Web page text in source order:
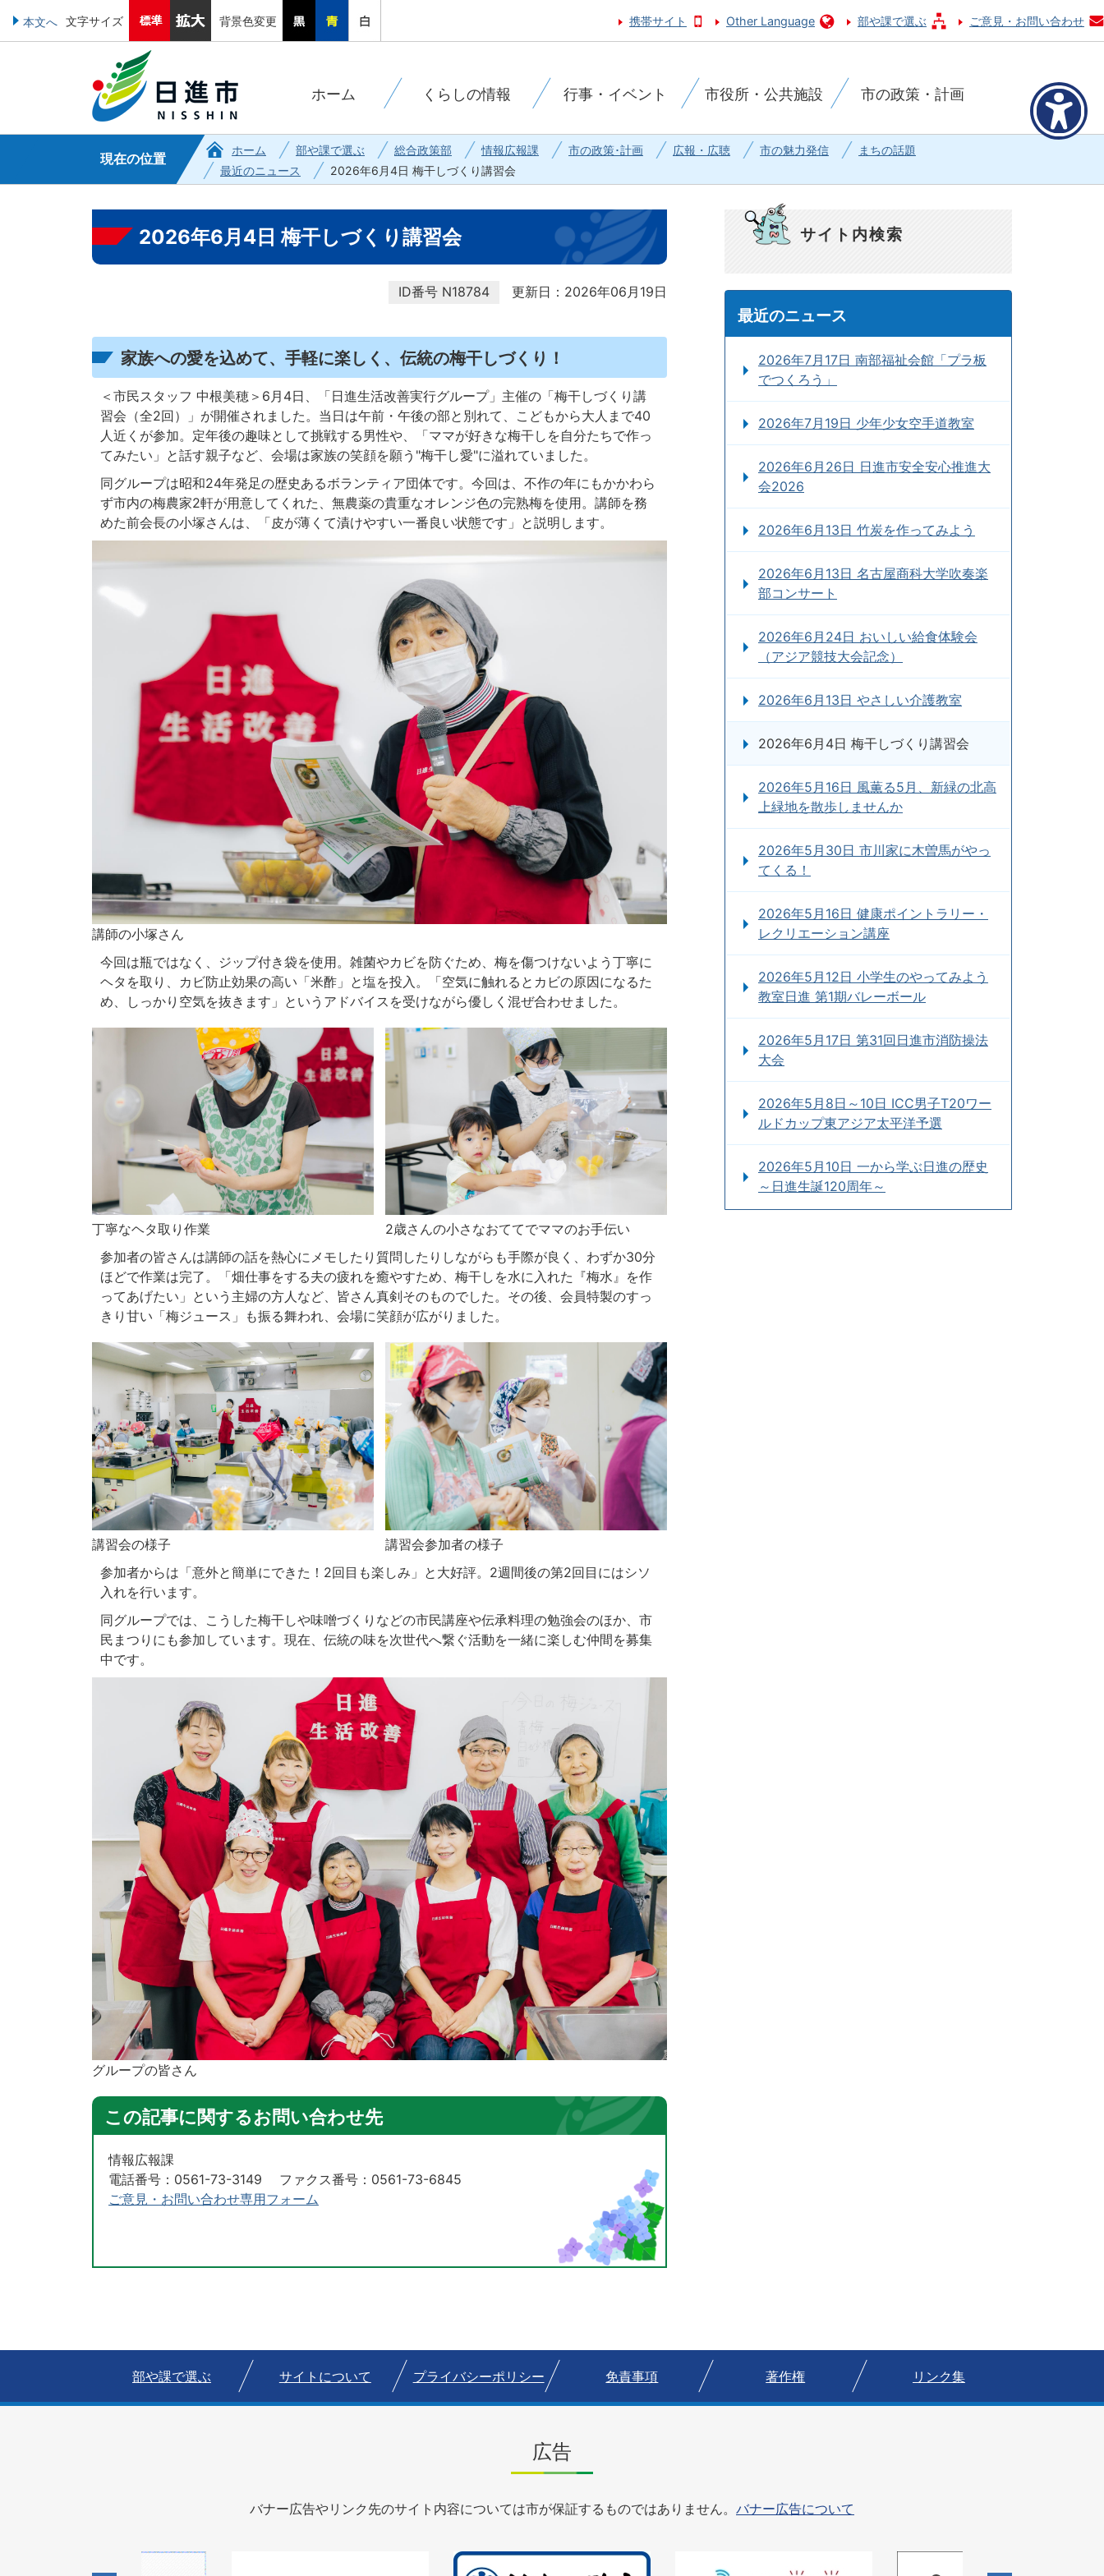
本文へ 文字サイズ 背景色変更 携帯サイト Other Language 部や課で選ぶ ご意見・お問い合わせ
ホーム くらしの情報 行事・イベント 市役所・公共施設 市の政策・計画
現在の位置
ホーム 部や課で選ぶ 総合政策部 情報広報課 市の政策･計画 広報・広聴 市の魅力発信
まちの話題
最近のニュース
2026年6月4日 梅干しづくり講習会
2026年6月4日 梅干しづくり講習会
ID番号 N18784 更新日：2026年06月19日
家族への愛を込めて、手軽に楽しく、伝統の梅干しづくり！
＜市民スタッフ 中根美穂＞6月4日、「日進生活改善実行グループ」主催の「梅干しづくり講
習会（全2回）」が開催されました。当日は午前・午後の部と別れて、こどもから大人まで40
人近くが参加。定年後の趣味として挑戦する男性や、「ママが好きな梅干しを自分たちで作っ
てみたい」と話す親子など、会場は家族の笑顔を願う"梅干し愛"に溢れていました。
同グループは昭和24年発足の歴史あるボランティア団体です。今回は、不作の年にもかかわら
ず市内の梅農家2軒が用意してくれた、無農薬の貴重なオレンジ色の完熟梅を使用。講師を務
めた前会長の小塚さんは、「皮が薄くて漬けやすい一番良い状態です」と説明します。
講師の小塚さん
今回は瓶ではなく、ジップ付き袋を使用。雑菌やカビを防ぐため、梅を傷つけないよう丁寧に
ヘタを取り、カビ防止効果の高い「米酢」と塩を投入。「空気に触れるとカビの原因になるた
め、しっかり空気を抜きます」というアドバイスを受けながら優しく混ぜ合わせました。
丁寧なヘタ取り作業
2歳さんの小さなおててでママのお手伝い
参加者の皆さんは講師の話を熱心にメモしたり質問したりしながらも手際が良く、わずか30分
ほどで作業は完了。「畑仕事をする夫の疲れを癒やすため、梅干しを水に入れた『梅水』を作
ってあげたい」という主婦の方人など、皆さん真剣そのものでした。その後、会員特製のすっ
きり甘い「梅ジュース」も振る舞われ、会場に笑顔が広がりました。
講習会の様子
講習会参加者の様子
参加者からは「意外と簡単にできた！2回目も楽しみ」と大好評。2週間後の第2回目にはシソ
入れを行います。
同グループでは、こうした梅干しや味噌づくりなどの市民講座や伝承料理の勉強会のほか、市
民まつりにも参加しています。現在、伝統の味を次世代へ繋ぐ活動を一緒に楽しむ仲間を募集
中です。
グループの皆さん
この記事に関するお問い合わせ先
情報広報課
電話番号：0561-73-3149 ファクス番号：0561-73-6845
ご意見・お問い合わせ専用フォーム
サイト内検索
最近のニュース
2026年7月17日 南部福祉会館「プラ板
でつくろう」
2026年7月19日 少年少女空手道教室
2026年6月26日 日進市安全安心推進大
会2026
2026年6月13日 竹炭を作ってみよう
2026年6月13日 名古屋商科大学吹奏楽
部コンサート
2026年6月24日 おいしい給食体験会
（アジア競技大会記念）
2026年6月13日 やさしい介護教室
2026年6月4日 梅干しづくり講習会
2026年5月16日 風薫る5月、新緑の北高
上緑地を散歩しませんか
2026年5月30日 市川家に木曽馬がやっ
てくる！
2026年5月16日 健康ポイントラリー・
レクリエーション講座
2026年5月12日 小学生のやってみよう
教室日進 第1期バレーボール
2026年5月17日 第31回日進市消防操法
大会
2026年5月8日～10日 ICC男子T20ワー
ルドカップ東アジア太平洋予選
2026年5月10日 一から学ぶ日進の歴史
～日進生誕120周年～
部や課で選ぶ サイトについて プライバシーポリシー 免責事項 著作権 リンク集
広告
バナー広告やリンク先のサイト内容については市が保証するものではありません。 バナー広告について